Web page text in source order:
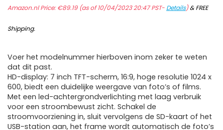
Amazon.nl Price:€89.19(as of 10/04/2023 20:47 PST- Details)&FREE
Shipping.
Voer het modelnummer hierboven inom zeker te weten
dat dit past.
HD-display: 7 inch TFT-scherm, 16:9, hoge resolutie 1024 x
600, biedt een duidelijke weergave van foto’s of films.
Met een led-achtergrondverlichting met laag verbruik
voor een stroombewust zicht. Schakel de
stroomvoorziening in, sluit vervolgens de SD-kaart of het
USB-station aan, het frame wordt automatisch de foto’s